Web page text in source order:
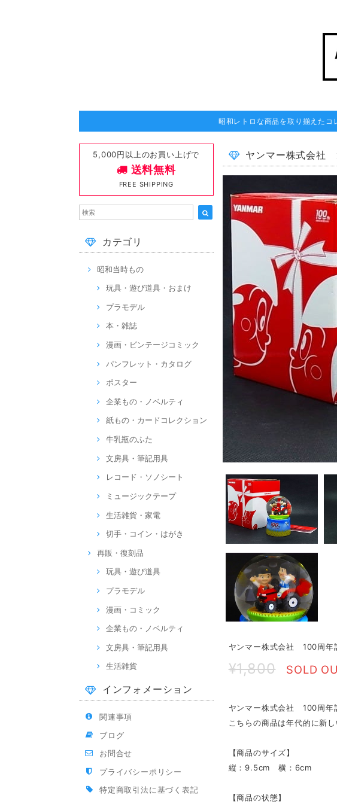
昭和レトロな商品を取り揃えたコ
5,000円以上のお買い上げで
送料無料
FREE SHIPPING
カテゴリ
昭和当時もの
玩具・遊び道具・おまけ
プラモデル
本・雑誌
漫画・ビンテージコミック
パンフレット・カタログ
ポスター
企業もの・ノベルティ
紙もの・カードコレクション
牛乳瓶のふた
文房具・筆記用具
レコード・ソノシート
ミュージックテープ
生活雑貨・家電
切手・コイン・はがき
再販・復刻品
玩具・遊び道具
プラモデル
漫画・コミック
企業もの・ノベルティ
文房具・筆記用具
生活雑貨
インフォメーション
関連事項
ブログ
お問合せ
プライバシーポリシー
特定商取引法に基づく表記
ヤンマー株式会社
ヤンマー株式会社 100周
¥1,800 SOLD
ヤンマー株式会社 100周
こちらの商品は年代的に新
【商品のサイズ】
縦：9.5cm 横：6cm
【商品の状態】